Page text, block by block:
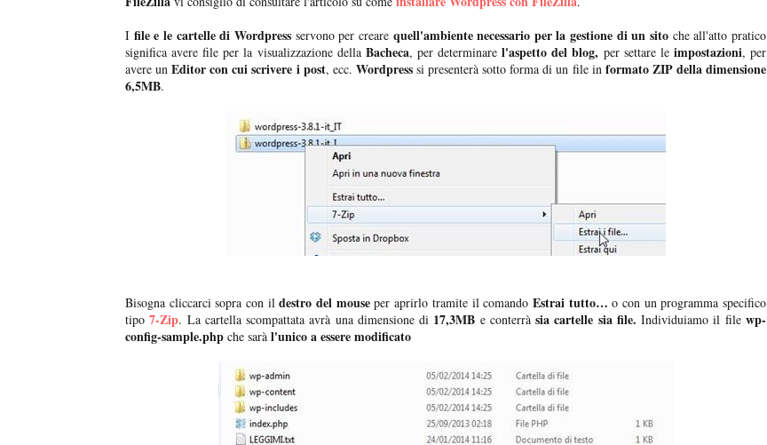
I file e le cartelle di Wordpress servono per creare quell'ambiente necessario per la gestione di un sito che all'atto pratico
significa avere file per la visualizzazione della Bacheca, per determinare l'aspetto del blog, per settare leimpostazioni, per
avere un Editor con cui scrivere i post, ecc. Wordpresssi presenterà sotto forma di un file informato ZIP della dimensione
6,5MB.
Bisogna cliccarci sopra con ildestro del mouseper aprirlo tramite il comando Estrai tutto… o con un programma specifico
tipo7-Zip. La cartella scompattata avrà una dimensione di 17,3MB e conterràsia cartelle sia file. Individuiamo il filewp-
config-sample.php che sarà l'unico a essere modificato